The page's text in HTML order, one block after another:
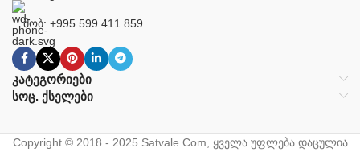
მობ: +995 599 411 859
კატეგორიები
სოც. ქსელები
Copyright © 2018 - 2025 Satvale.Com, ყველა უფლება დაცულია